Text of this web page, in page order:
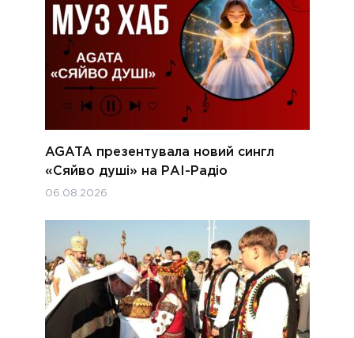
AGATA презентувала новий сингл
«Сяйво душі» на РАІ-Радіо
06.08.2026